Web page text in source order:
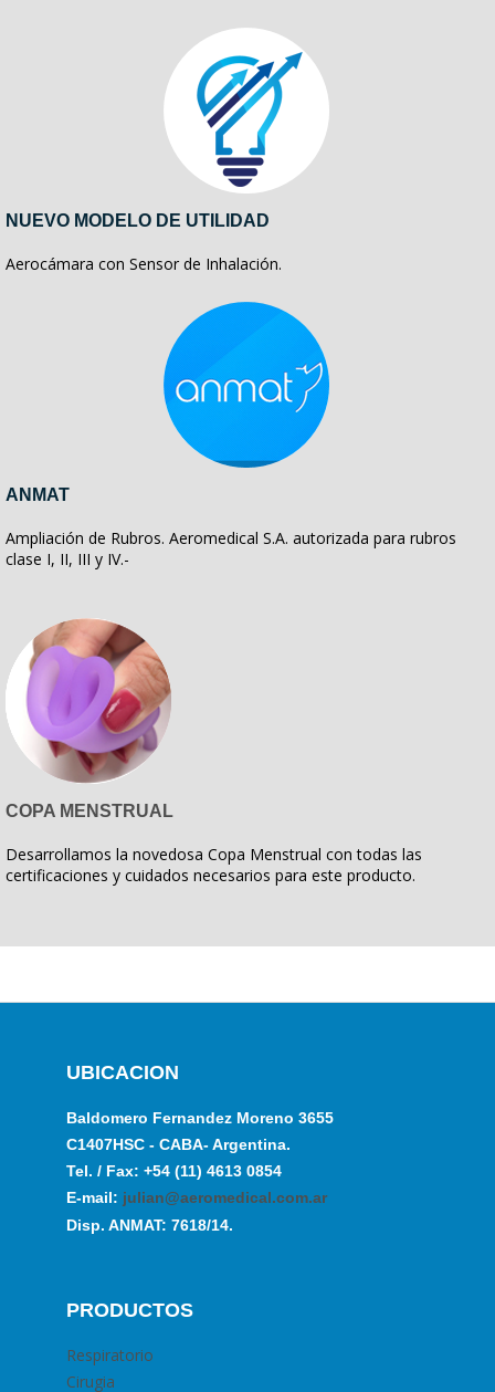
NUEVO MODELO DE UTILIDAD
Aerocámara con Sensor de Inhalación.
ANMAT
Ampliación de Rubros. Aeromedical S.A. autorizada para rubros
clase I, II, III y IV.-
COPA MENSTRUAL
Desarrollamos la novedosa Copa Menstrual con todas las
certificaciones y cuidados necesarios para este producto.
UBICACION
Baldomero Fernandez Moreno 3655
C1407HSC - CABA- Argentina.
Tel. / Fax: +54 (11) 4613 0854
E-mail: julian@aeromedical.com.ar
Disp. ANMAT: 7618/14.
PRODUCTOS
Respiratorio
Cirugia